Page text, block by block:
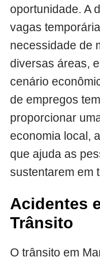
oportunidade. A
vagas
necessidade de
diversas áreas,
cenário
de empregos
proporcionar
economia local,
que ajuda as
sustentarem em
Acidentes
Trânsito
O trânsito em